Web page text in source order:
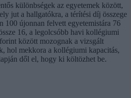
különbségek az egyetemek között,
jut a hallgatókra, a térítési díj összege
100 újonnan felvett egyetemistára 76
16, a legolcsóbb havi kollégiumi
között mozognak a vizsgált
hol mekkora a kollégiumi kapacitás,
dől el, hogy ki költözhet be.